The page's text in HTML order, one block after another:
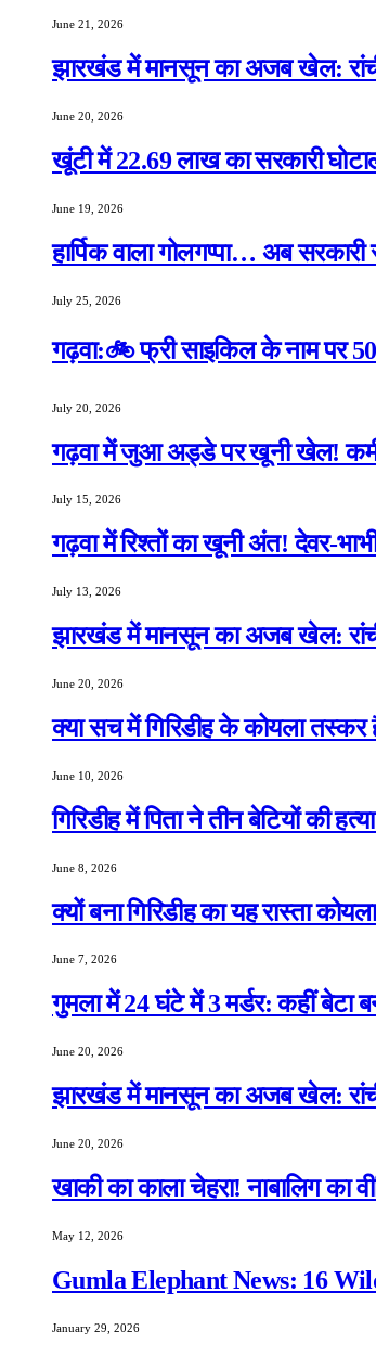
June 21, 2026
झारखंड में मानसून का अजब खेल:
June 20, 2026
खूंटी में 22.69 लाख का सरकारी
June 19, 2026
हार्पिक वाला गोलगप्पा… अब
July 25, 2026
गढ़वा:🚲 फ्री साइकिल के नाम पर
July 20, 2026
गढ़वा में जुआ अड्डे पर खूनी खेल!
July 15, 2026
गढ़वा में रिश्तों का खूनी अंत! देवर-
July 13, 2026
झारखंड में मानसून का अजब खेल:
June 20, 2026
क्या सच में गिरिडीह के कोयला
June 10, 2026
गिरिडीह में पिता ने तीन बेटियों की
June 8, 2026
क्यों बना गिरिडीह का यह रास्ता
June 7, 2026
गुमला में 24 घंटे में 3 मर्डर: कहीं बेटा
June 20, 2026
झारखंड में मानसून का अजब खेल:
June 20, 2026
खाकी का काला चेहरा! नाबालिग का
May 12, 2026
Gumla Elephant News: 16
January 29, 2026